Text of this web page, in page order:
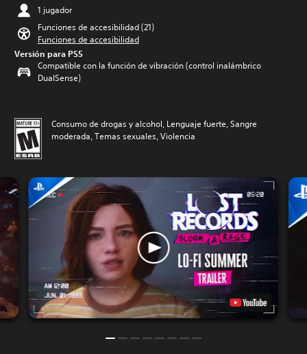
1 jugador
Funciones de accesibilidad (21)
Funciones de accesibilidad
Versión para PS5
Compatible con la función de vibración (control inalámbrico
DualSense)
Consumo de drogas y alcohol, Lenguaje fuerte, Sangre
moderada, Temas sexuales, Violencia